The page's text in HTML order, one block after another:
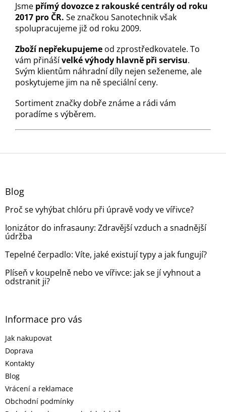
Jsme přímý dovozce z rakouské centrály od roku
2017 pro ČR. Se značkou Sanotechnik však
spolupracujeme již od roku 2009.
Zboží nepřekupujeme od zprostředkovatele. To
vám přinášívelké výhody hlavně při servisu.
Svým klientům náhradní díly nejen seženeme, ale
poskytujeme jim na ně speciální ceny.
Sortiment značky dobře známe a rádi vám
poradíme s výběrem.
Z
Blog
Proč se vyhýbat chlóru při úpravě vody ve vířivce?
Ionizátor do infrasauny: Zdravější vzduch a snadnější
údržba
Tepelné čerpadlo: Víte, jaké existují typy a jak fungují?
Plíseň v koupelně nebo ve vířivce: jak se jí vyhnout a
odstranit ji?
Informace pro vás
Jak nakupovat
Doprava
Kontakty
Blog
Vrácení a reklamace
Obchodní podmínky